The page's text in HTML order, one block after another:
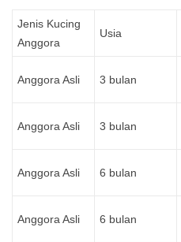
Jenis Kucing
Anggora
Usia
Anggora Asli 3 bulan
Anggora Asli 3 bulan
Anggora Asli 6 bulan
Anggora Asli 6 bulan